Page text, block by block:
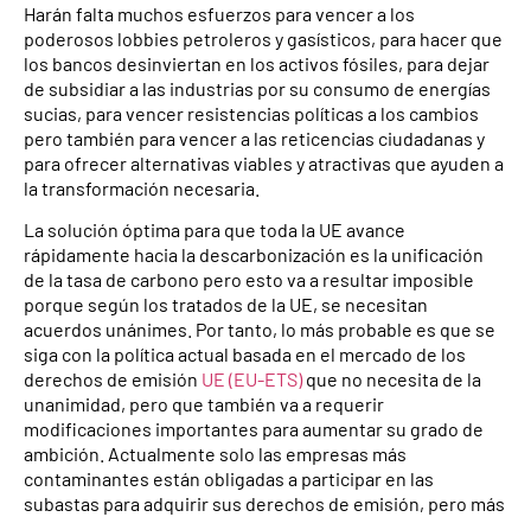
Harán falta muchos esfuerzos para vencer a los
poderosos lobbies petroleros y gasísticos, para hacer que
los bancos desinviertan en los activos fósiles, para dejar
de subsidiar a las industrias por su consumo de energías
sucias, para vencer resistencias políticas a los cambios
pero también para vencer a las reticencias ciudadanas y
para ofrecer alternativas viables y atractivas que ayuden a
la transformación necesaria.
La solución óptima para que toda la UE avance
rápidamente hacia la descarbonización es la unificación
de la tasa de carbono pero esto va a resultar imposible
porque según los tratados de la UE, se necesitan
acuerdos unánimes. Por tanto, lo más probable es que se
siga con la política actual basada en el mercado de los
derechos de emisión UE (EU-ETS)que no necesita de la
unanimidad, pero que también va a requerir
modificaciones importantes para aumentar su grado de
ambición. Actualmente solo las empresas más
contaminantes están obligadas a participar en las
subastas para adquirir sus derechos de emisión, pero más